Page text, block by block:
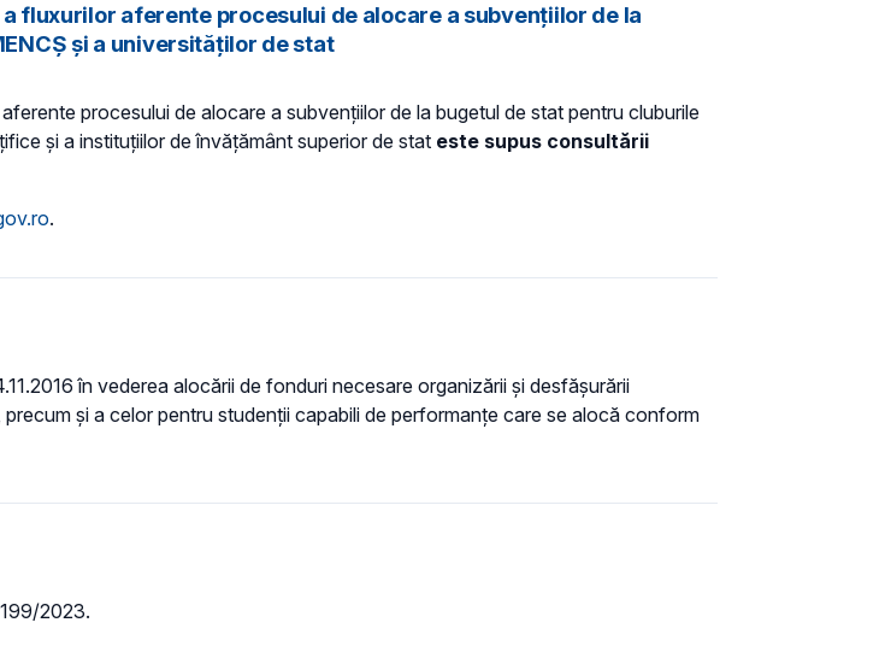
fluxurilor aferente procesului de alocare a subvențiilor de la
și a universităților de stat
procesului de alocare a subvențiilor de la bugetul de stat pentru cluburile
și a instituțiilor de învățământ superior de stat este supus consultării
.
în vederea alocării de fonduri necesare organizării și desfășurării
și a celor pentru studenții capabili de performanțe care se alocă conform
2023.